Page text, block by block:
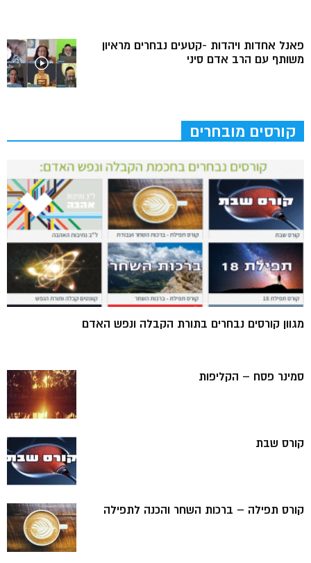
פאנל אחדות ויהדות -קטעים נבחרים מראיון
משותף עם הרב אדם סיני
קורסים מובחרים
מגוון קורסים נבחרים בתורת הקבלה ונפש האדם
סמינר פסח – הקליפות
קורס שבת
קורס תפילה – ברכות השחר והכנה לתפילה